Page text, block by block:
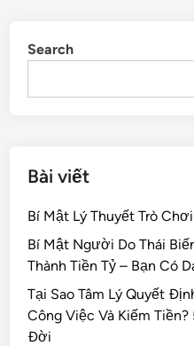
o
o
n s
Search
Bài viết
Bí Mật Lý Thuyết Trò
Bí Mật Người Do Thái
Thành Tiền Tỷ – Bạn Có
Tại Sao Tâm Lý Quyết
Công Việc Và Kiếm
Đời